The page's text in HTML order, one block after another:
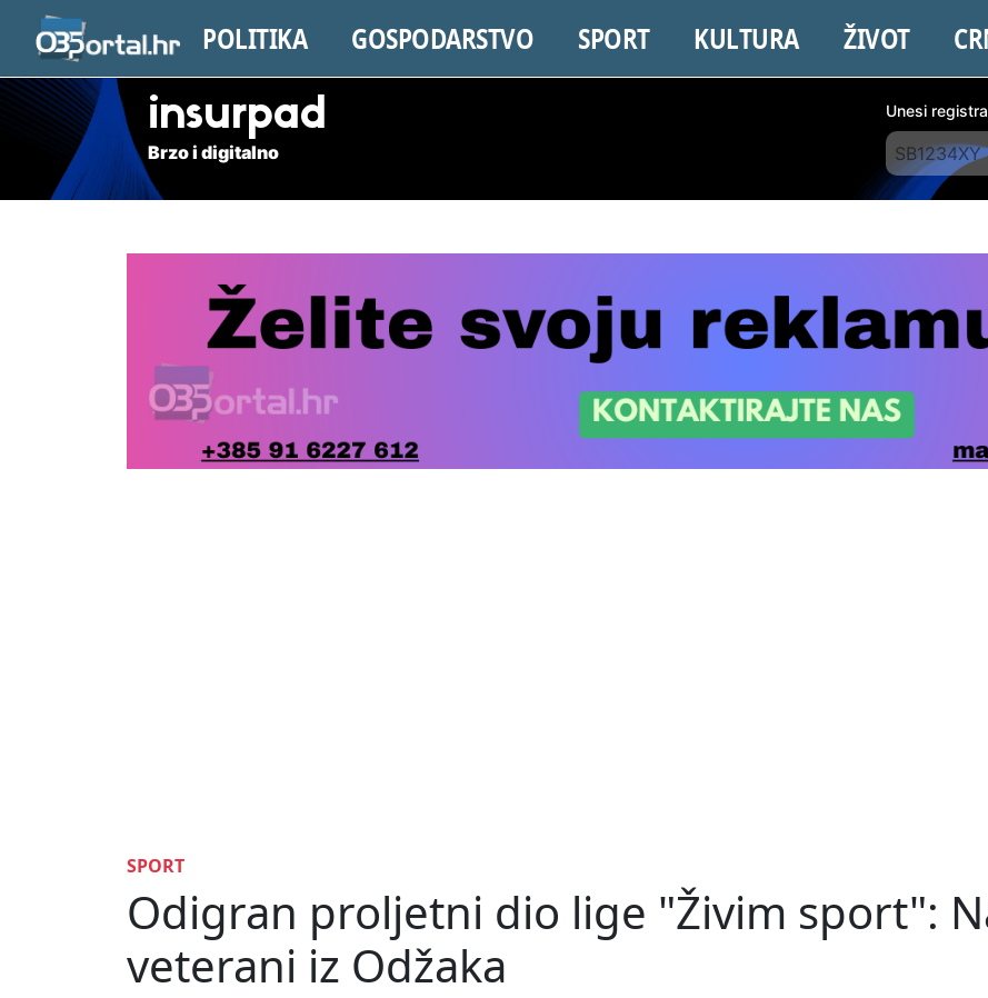
POLITIKA GOSPODARSTVO SPORT KULTURA ŽIVOT
insurpad
Brzo i digitalno
Unesi
SPORT
Odigran proljetni dio lige "Živim sport":
veterani iz Odžaka